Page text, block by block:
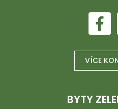
VÍCE
BYTY